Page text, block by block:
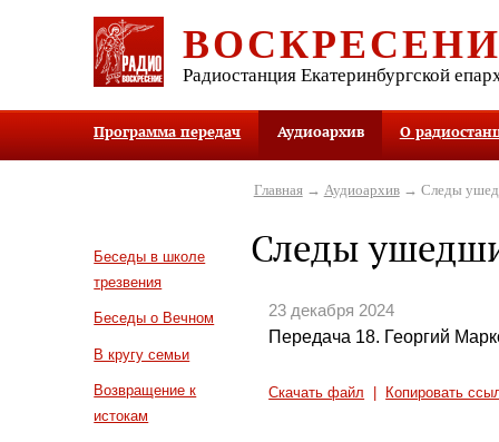
Радиостанция Екатеринбургской
Программа передач Аудиоархив О
Беседы в школе
трезвения
Беседы о Вечном
В кругу семьи
Возвращение к
истокам
Главная→ Аудиоархив→ Следы
Следы
23 декабря 2024
Передача 18. Георгий
Скачать файл Копировать